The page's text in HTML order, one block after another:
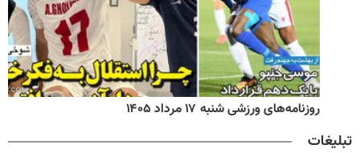
روزنامه‌های ورزشی شنبه ۱۷ مرداد ۱۴۰۵
تبلیغات